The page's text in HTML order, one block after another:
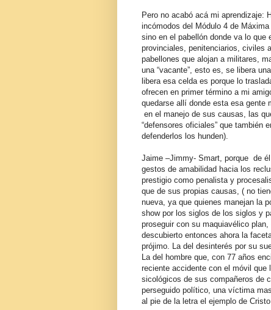
Pero no acabó acá mi aprendizaje:
incómodos del Módulo 4 de
sino en el pabellón donde va lo que
provinciales, penitenciarios, civiles
pabellones que alojan a militares,
una “vacante”, esto es, se libera
libera esa celda es porque lo
ofrecen en primer término a mi
quedarse allí donde esta esa gente
en el manejo de sus causas, las
“defensores oficiales” que también
defenderlos los hunden).
Jaime –Jimmy- Smart, porque de
gestos de amabilidad hacia los
prestigio como penalista y
que de sus propias causas, ( no
nueva, ya que quienes manejan la
show por los siglos de los siglos y
proseguir con su maquiavélico
descubierto entonces ahora la
prójimo. La del desinterés por su
La del hombre que, con 77 años
reciente accidente con el móvil
sicológicos de sus compañeros de
perseguido político, una víctima
al pie de la letra el ejemplo de